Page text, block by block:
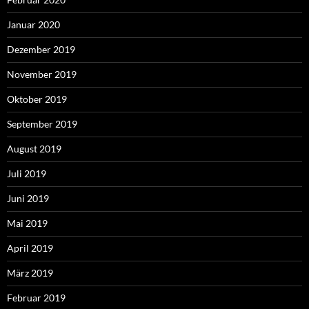
Januar 2020
Dezember 2019
November 2019
Oktober 2019
September 2019
August 2019
Juli 2019
Juni 2019
Mai 2019
April 2019
März 2019
Februar 2019